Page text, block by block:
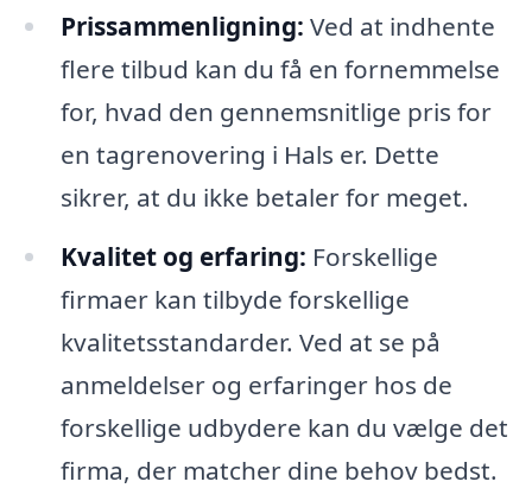
Prissammenligning: Ved at indhente
flere tilbud kan du få en fornemmelse
for, hvad den gennemsnitlige pris for
en tagrenovering i Hals er. Dette
sikrer, at du ikke betaler for meget.
Kvalitet og erfaring: Forskellige
firmaer kan tilbyde forskellige
kvalitetsstandarder. Ved at se på
anmeldelser og erfaringer hos de
forskellige udbydere kan du vælge det
firma, der matcher dine behov bedst.